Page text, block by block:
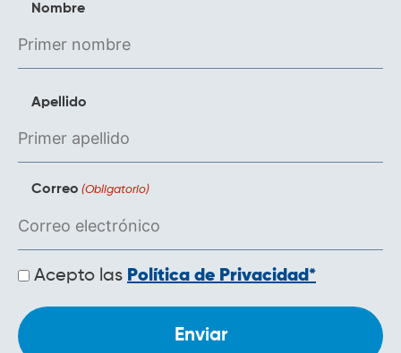
Nombre
Apellido
Correo (Obligatorio)
Políticas
de
Acepto las Política de Privacidad*